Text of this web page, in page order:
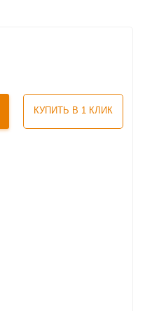
КУПИТЬ В 1 КЛИК